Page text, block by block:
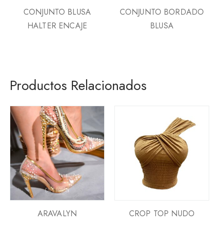
CONJUNTO BLUSA
HALTER ENCAJE
CONJUNTO BORDADO
BLUSA
Productos Relacionados
ARAVALYN CROP TOP NUDO